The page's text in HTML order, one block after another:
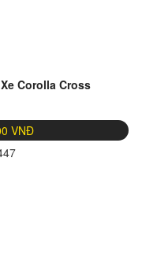
Corolla Cross
VNĐ